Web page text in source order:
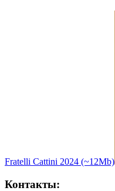
Fratelli Cattini 2024 (~12Mb)
Контакты: